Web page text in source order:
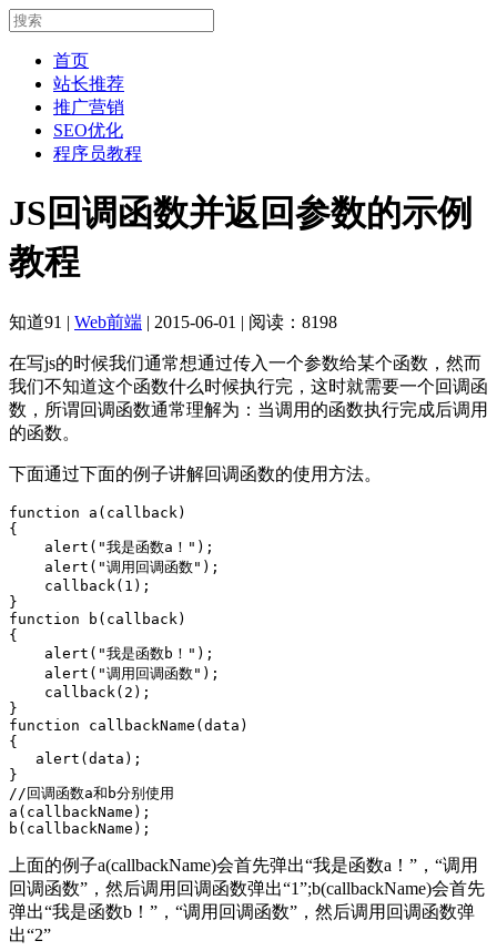
首页
站长推荐
推广营销
SEO优化
程序员教程
JS回调函数并返回参数的示例
教程
知道91 | Web前端 | 2015-06-01 | 阅读：8198
在写js的时候我们通常想通过传入一个参数给某个函数，然而
我们不知道这个函数什么时候执行完，这时就需要一个回调函
数，所谓回调函数通常理解为：当调用的函数执行完成后调用
的函数。
下面通过下面的例子讲解回调函数的使用方法。
function a(callback)
{
    alert("我是函数a！");
    alert("调用回调函数");
    callback(1);
}
function b(callback)
{
    alert("我是函数b！");
    alert("调用回调函数");
    callback(2);
}
function callbackName(data)
{
   alert(data);
}
//回调函数a和b分别使用
a(callbackName);
上面的例子a(callbackName)会首先弹出“我是函数a！”，“调用
回调函数”，然后调用回调函数弹出“1”;b(callbackName)会首先
弹出“我是函数b！”，“调用回调函数”，然后调用回调函数弹
出“2”